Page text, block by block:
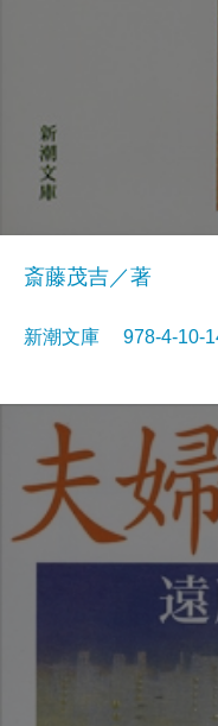
斎藤茂吉／著
新潮文庫 978-4-10-